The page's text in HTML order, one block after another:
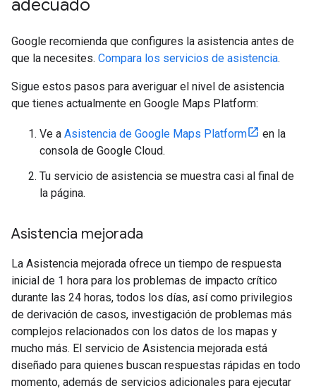
adecuado
Google recomienda que configures la asistencia antes de
que la necesites. Compara los servicios de asistencia.
Sigue estos pasos para averiguar el nivel de asistencia
que tienes actualmente en Google Maps Platform:
Ve a Asistencia de Google Maps Platform
en la
consola de Google Cloud.
Tu servicio de asistencia se muestra casi al final de
la página.
Asistencia mejorada
La Asistencia mejorada ofrece un tiempo de respuesta
inicial de 1 hora para los problemas de impacto crítico
durante las 24 horas, todos los días, así como privilegios
de derivación de casos, investigación de problemas más
complejos relacionados con los datos de los mapas y
mucho más. El servicio de Asistencia mejorada está
diseñado para quienes buscan respuestas rápidas en todo
momento, además de servicios adicionales para ejecutar